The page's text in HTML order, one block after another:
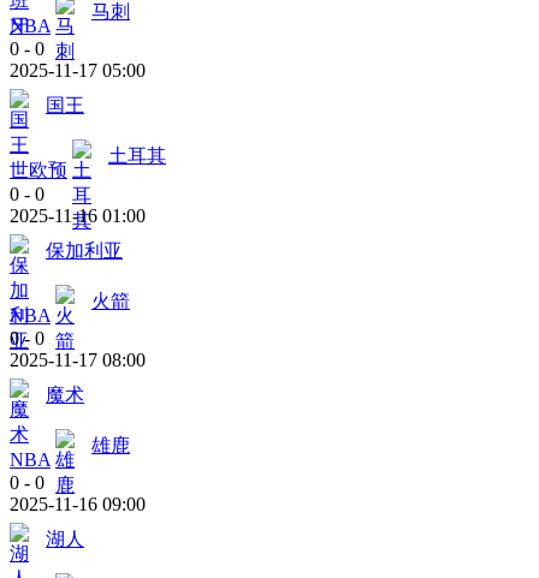
NBA
马刺
0 - 0
2025-11-17 05:00
国王
世欧预
土耳其
0 - 0
2025-11-16 01:00
保加利亚
NBA
火箭
0 - 0
2025-11-17 08:00
魔术
NBA
雄鹿
0 - 0
2025-11-16 09:00
湖人